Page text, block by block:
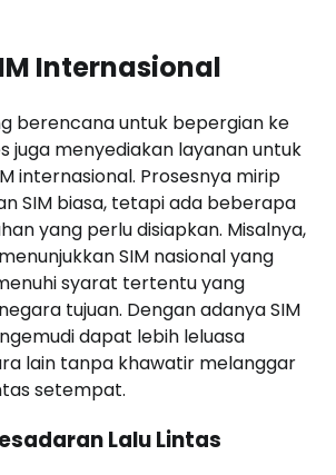
Internasional
berencana untuk bepergian ke
juga menyediakan layanan untuk
internasional. Prosesnya mirip
SIM biasa, tetapi ada beberapa
yang perlu disiapkan. Misalnya,
SIM nasional yang
syarat tertentu yang
tujuan. Dengan adanya SIM
dapat lebih leluasa
lain tanpa khawatir melanggar
setempat.
Lalu Lintas